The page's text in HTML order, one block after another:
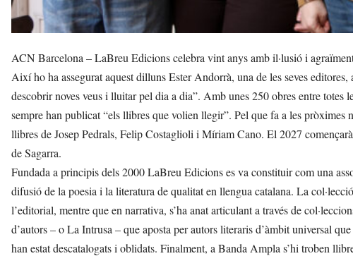
ACN Barcelona – LaBreu Edicions celebra vint anys amb il·lusió i
Així ho ha assegurat aquest dilluns Ester Andorrà, una de les seves
descobrir noves veus i lluitar pel dia a dia”. Amb unes 250 obres entre totes
sempre han publicat “els llibres que volien llegir”. Pel que fa a les pròximes
llibres de Josep Pedrals, Felip Costaglioli i Míriam Cano. El 2027
de Sagarra.
Fundada a principis dels 2000 LaBreu Edicions es va constituir com una
difusió de la poesia i la literatura de qualitat en llengua catalana. La
l’editorial, mentre que en narrativa, s’ha anat articulant a través de
d’autors – o La Intrusa – que aposta per autors literaris d’àmbit universal
han estat descatalogats i oblidats. Finalment, a Banda Ampla s’hi troben